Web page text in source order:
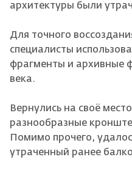
архитектуры были
Для точного
специалисты
фрагменты и архивные
века.
Вернулись на своё
разнообразные
Помимо прочего,
утраченный ранее